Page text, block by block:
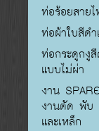
ท่อร้อยสาย
ท่อผ้าใบสีด
ท่อกระดูกงู
แบบไม่ผ่า
งาน
งานตัด พับ
และเหล็ก